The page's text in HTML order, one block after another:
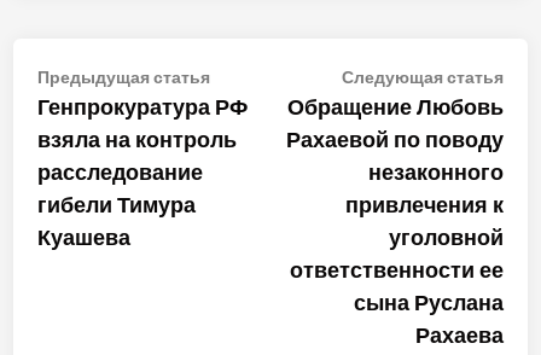
Навигация
по
записям
Предыдущая статьяПредыдущая
статья:
Генпрокуратура РФ
взяла на контроль
расследование
гибели Тимура
Куашева
Следующая статья
Обращение Любовь
Рахаевой по поводу
незаконного
привлечения к
уголовной
ответственности ее
сына Руслана
Рахаева